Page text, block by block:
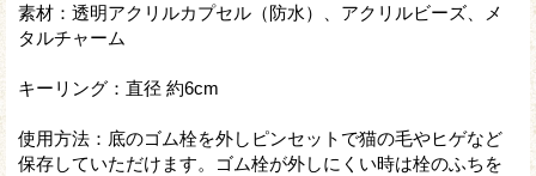
素材：透明アクリルカプセル（防水）、アクリルビーズ、メ
タルチャーム
キーリング：直径 約6cm
使用方法：底のゴム栓を外しピンセットで猫の毛やヒゲなど
保存していただけます。ゴム栓が外しにくい時は栓のふちを